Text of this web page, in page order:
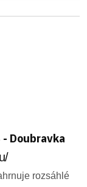
Doubravka
rozsáhlé